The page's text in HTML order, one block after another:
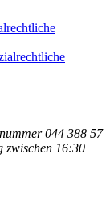
044 388 57
zwischen 16:30